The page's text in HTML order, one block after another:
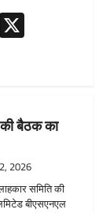
को दी
एवं
परियोजनाओं
2026
भजनलाल शर्मा
विकास का